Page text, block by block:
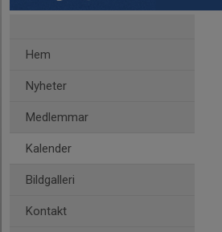
Hem
Nyheter
Medlemmar
Kalender
Bildgalleri
Kontakt